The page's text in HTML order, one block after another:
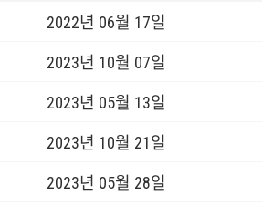
2022년 06월 17일
2023년 10월 07일
2023년 05월 13일
2023년 10월 21일
2023년 05월 28일